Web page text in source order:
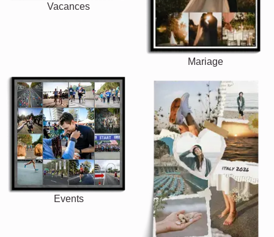
Vacances
Mariage
Events